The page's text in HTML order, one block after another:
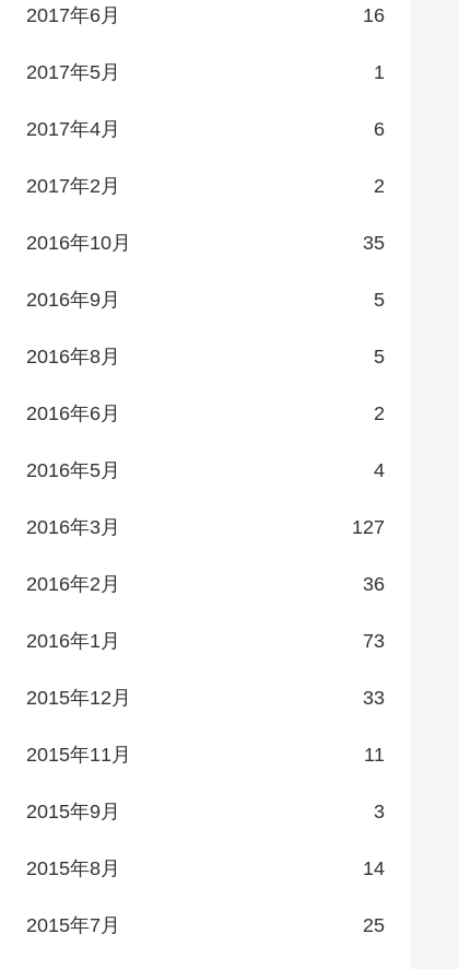
2017年6月 16
2017年5月 1
2017年4月 6
2017年2月 2
2016年10月 35
2016年9月 5
2016年8月 5
2016年6月 2
2016年5月 4
2016年3月 127
2016年2月 36
2016年1月 73
2015年12月 33
2015年11月 11
2015年9月 3
2015年8月 14
2015年7月 25